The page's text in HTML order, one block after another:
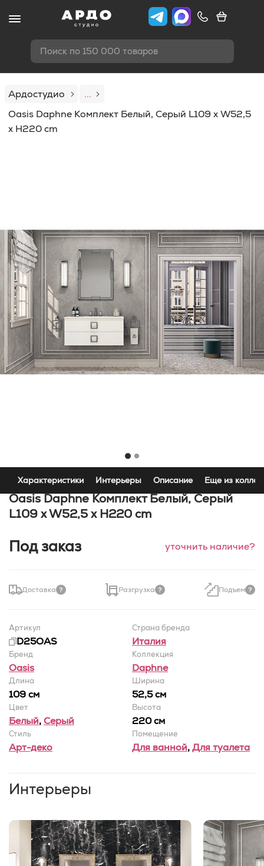
Поиск по 150 000 товаров
Ардостудио
...
Oasis Daphne Комплект Белый, Серый L109 x W52,5
x H220 cm
Характеристики Интерьеры Описание Еще из
Oasis Daphne Комплект Белый, Серый
L109 x W52,5 x H220 cm
Под заказ уточнить наличие?
Доставка Разгрузка Подъем
Артикул
D25OAS
Страна бренда
Италия
Бренд
Oasis
Коллекция
Daphne
Длина
109 см
Ширина
52,5 cм
Цвет
Белый,Серый
Высота
220 см
Стиль
Арт-деко
Помещение
Для ванной,Для туалета
Интерьеры